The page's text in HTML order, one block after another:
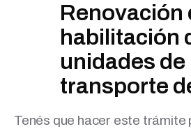
Renovación
habilitación
unidades de
transporte
Tenés que hacer este trámite